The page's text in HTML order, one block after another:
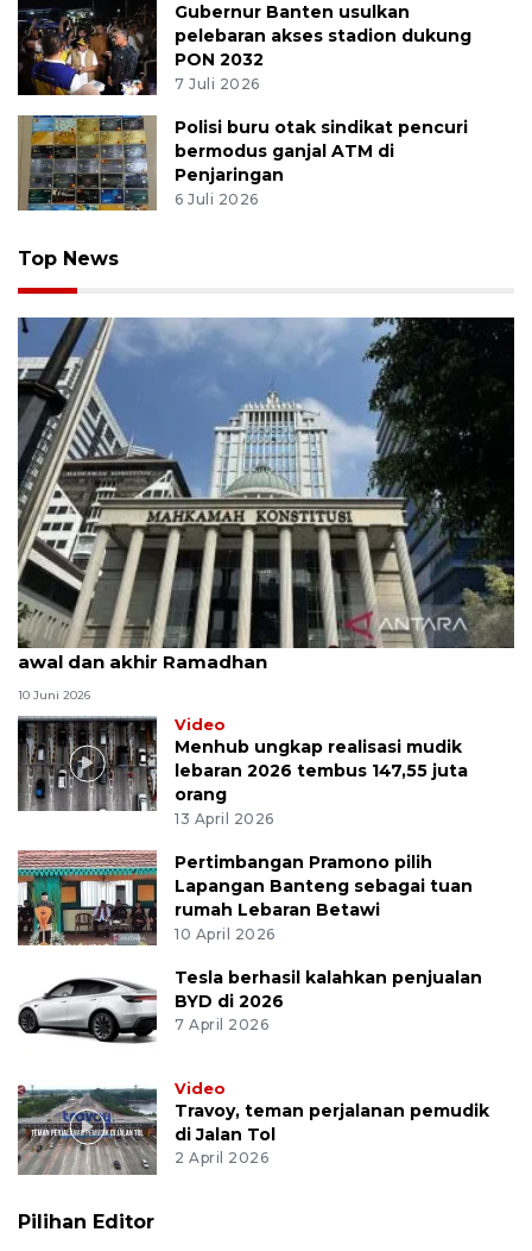
Gubernur Banten usulkan
pelebaran akses stadion dukung
PON 2032
7 Juli 2026
Polisi buru otak sindikat pencuri
bermodus ganjal ATM di
Penjaringan
6 Juli 2026
Top News
MK uji materi UU Peradilan Agama perihal isbat
awal dan akhir Ramadhan
10 Juni 2026
Video
Menhub ungkap realisasi mudik
lebaran 2026 tembus 147,55 juta
orang
13 April 2026
Pertimbangan Pramono pilih
Lapangan Banteng sebagai tuan
rumah Lebaran Betawi
10 April 2026
Tesla berhasil kalahkan penjualan
BYD di 2026
7 April 2026
Video
Travoy, teman perjalanan pemudik
di Jalan Tol
2 April 2026
Pilihan Editor